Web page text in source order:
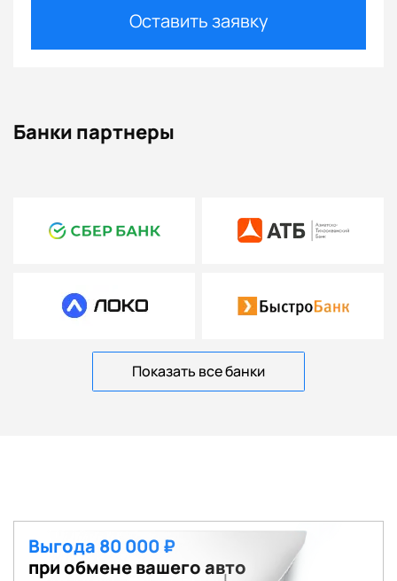
Оставить заявку
Банки партнеры
Показать все банки
Выгода 80 000 ₽
при обмене вашего авто